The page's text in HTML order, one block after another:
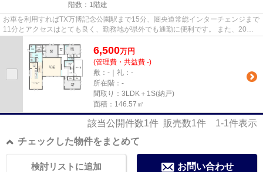
階数：1階建
お車を利用すればTX万博記念公園駅まで15分、圏央道常総インターチェンジまで
11分とアクセスはとても良く、勤務地が県外でも通勤に便利です。 また、20分
6,500万円
(管理費・共益費 -)
敷：-｜礼：-
所在階：-
間取り：3LDK＋1S(納戸)
面積：146.57㎡
該当公開件数1件 販売数1件 1-1件表示
チェックした物件をまとめて
お問い合わせ
検討リストに追加